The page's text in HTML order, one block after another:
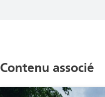
Contenu associé